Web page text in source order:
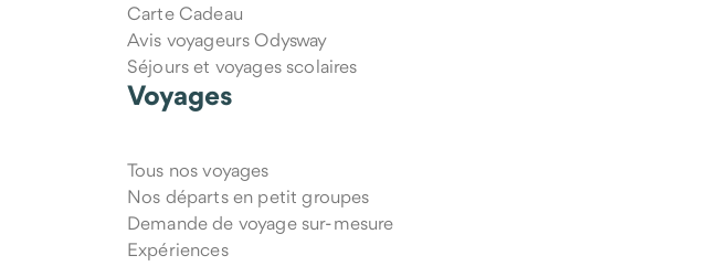
Carte Cadeau
Avis voyageurs Odysway
Séjours et voyages scolaires
Voyages
Tous nos voyages
Nos départs en petit groupes
Demande de voyage sur-mesure
Expériences